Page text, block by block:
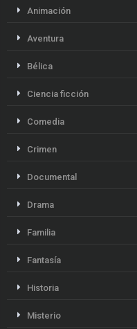
Animación
Aventura
Bélica
Ciencia ficción
Comedia
Crimen
Documental
Drama
Familia
Fantasía
Historia
Misterio